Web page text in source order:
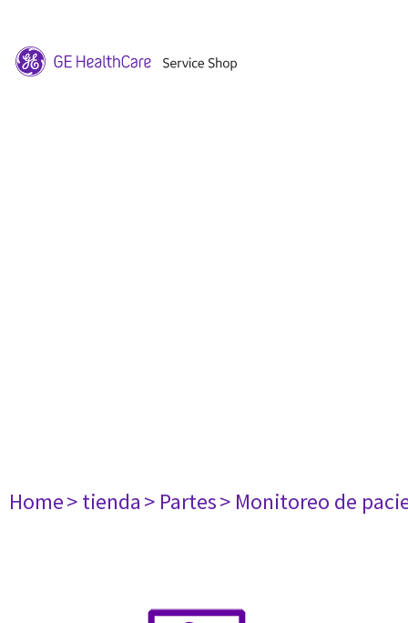
Home> tienda> Partes> Monitoreo de